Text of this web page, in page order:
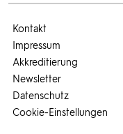
Kontakt
Impressum
Akkreditierung
Newsletter
Datenschutz
Cookie-Einstellungen